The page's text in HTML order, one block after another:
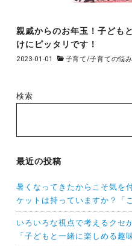
親戚からのお年玉！子ども
けにピッタリです！
2023-01-01 子育て/子育ての悩
検索
最近の投稿
暑くなってきたからこそ気を
ケットは持っていますか？「
いろいろな視点で考えるクセ
「子どもと一緒に楽しめる趣